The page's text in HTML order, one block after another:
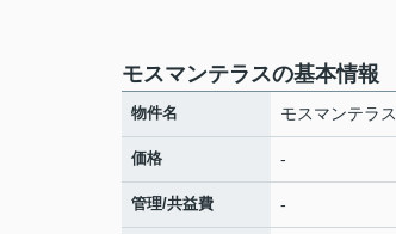
モスマンテラスの基本情報
物件名 モスマンテラス
価格 -
管理/共益費 -